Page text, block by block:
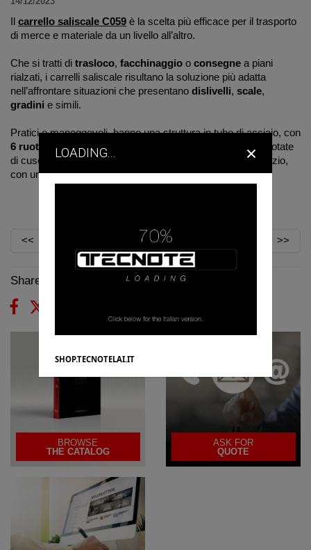
carrello saliscale C059 è la scelta più efficace per il trasporto
di merce e materiale da un livello all’altro.
Che si tratti di trasloco, facchinaggio o consegne a piani
rialzati, i carrelli saliscale risultano la soluzione più adatta
nell’affrontare situazioni che presentano dislivelli, scale,
gradini e simili.
Pratici e maneggevoli, hanno una struttura in tubo di acciaio, con
6 ruote rotantiin gomma piena dal diametro di 150 mm dotate
di cuscinetti e una pedana
maggiorata ribaltabile salvaspazio,
con una portata di Kg 280/200 su scala.
<< >>
Share on:
BROWSE
THE CATALOG
ASK FOR
QUOTE
×
LOADING...
SHOP.TECNOTELAI.IT